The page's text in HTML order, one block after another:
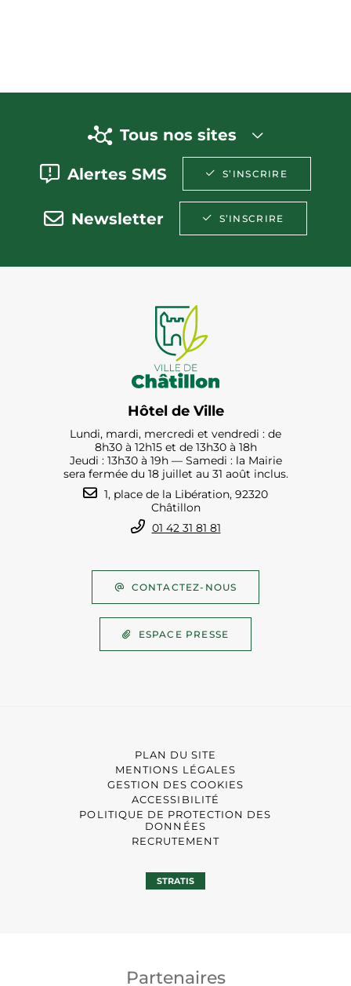
Tous nos sites
Alertes SMS S’INSCRIRE
Newsletter S’INSCRIRE
Hôtel de Ville
Lundi, mardi, mercredi et vendredi : de
8h30 à 12h15 et de 13h30 à 18h
Jeudi : 13h30 à 19h — Samedi : la Mairie
sera fermée du 18 juillet au 31 août inclus.
1, place de la Libération, 92320
Châtillon
01 42 31 81 81
CONTACTEZ-NOUS
ESPACE PRESSE
PLAN DU SITE
MENTIONS LÉGALES
GESTION DES COOKIES
ACCESSIBILITÉ
POLITIQUE DE PROTECTION DES
DONNÉES
RECRUTEMENT
STRATIS
Partenaires